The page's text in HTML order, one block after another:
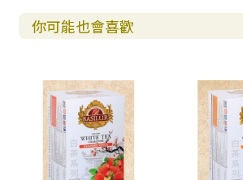
你可能也會喜歡